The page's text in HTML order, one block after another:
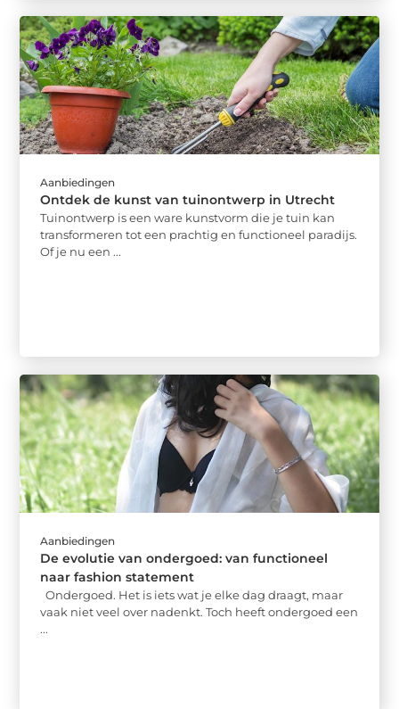
Aanbiedingen
Ontdek de kunst van tuinontwerp in Utrecht
Tuinontwerp is een ware kunstvorm die je tuin kan
transformeren tot een prachtig en functioneel paradijs.
Of je nu een ...
Aanbiedingen
De evolutie van ondergoed: van functioneel
naar fashion statement
Ondergoed. Het is iets wat je elke dag draagt, maar
vaak niet veel over nadenkt. Toch heeft ondergoed een
...